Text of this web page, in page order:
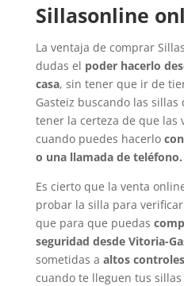
Sillasonline
La ventaja de comprar
dudas el poder hacerlo
casa, sin tener que ir de
Gasteiz buscando las
tener la certeza de que las
cuando puedes hacerlo
o una llamada de teléfono.
Es cierto que la venta
probar la silla para
que para que puedas
seguridad desde Vitoria-
sometidas a altos
cuando te lleguen tus